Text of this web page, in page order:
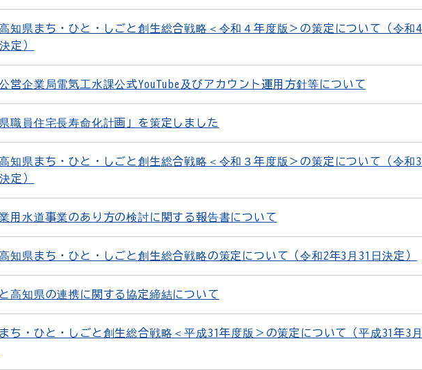
知県まち・ひと・しごと創生総合戦略＜令和４年度版＞の策定について（令和
定）
営企業局電気工水課公式YouTube及びアカウント運用方針等について
県職員住宅長寿命化計画」を策定しました
知県まち・ひと・しごと創生総合戦略＜令和３年度版＞の策定について（令和
定）
用水道事業のあり方の検討に関する報告書について
知県まち・ひと・しごと創生総合戦略の策定について（令和2年3月31日決定）
高知県の連携に関する協定締結について
ち・ひと・しごと創生総合戦略＜平成31年度版＞の策定について（平成31年3月